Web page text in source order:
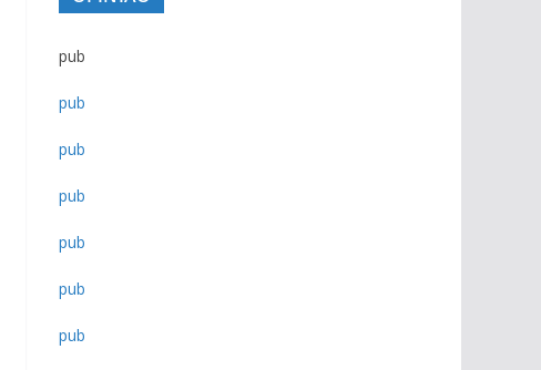
pub
pub
pub
pub
pub
pub
pub